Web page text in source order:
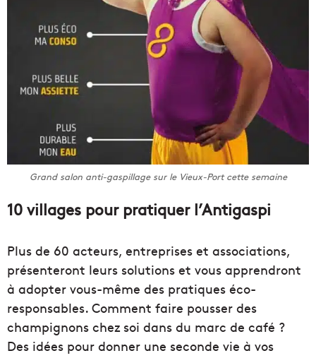
Grand salon anti-gaspillage sur le Vieux-Port cette semaine
10 villages pour pratiquer l’Antigaspi
Plus de 60 acteurs, entreprises et associations,
présenteront leurs solutions et vous apprendront
à adopter vous-même des pratiques éco-
responsables. Comment faire pousser des
champignons chez soi dans du marc de café ?
Des idées pour donner une seconde vie à vos